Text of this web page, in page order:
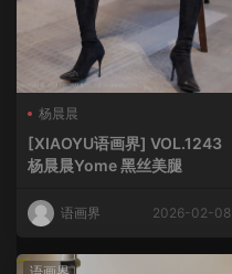
杨晨晨
[XIAOYU语画界] VOL.1243
杨晨晨Yome 黑丝美腿
语画界 2026-02-08